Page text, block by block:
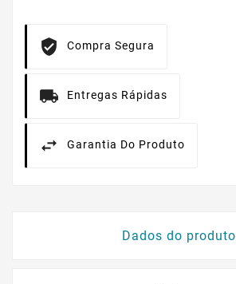
Compra Segura
Entregas Rápidas
Garantia Do Produto
Dados do produto